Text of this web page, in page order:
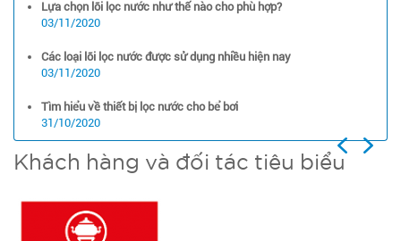
Lựa chọn lõi lọc nước như thế nào cho phù hợp?
03/11/2020
Các loại lõi lọc nước được sử dụng nhiều hiện nay
03/11/2020
Tìm hiểu về thiết bị lọc nước cho bể bơi
31/10/2020
Khách hàng và đối tác tiêu biểu
Previous
Next